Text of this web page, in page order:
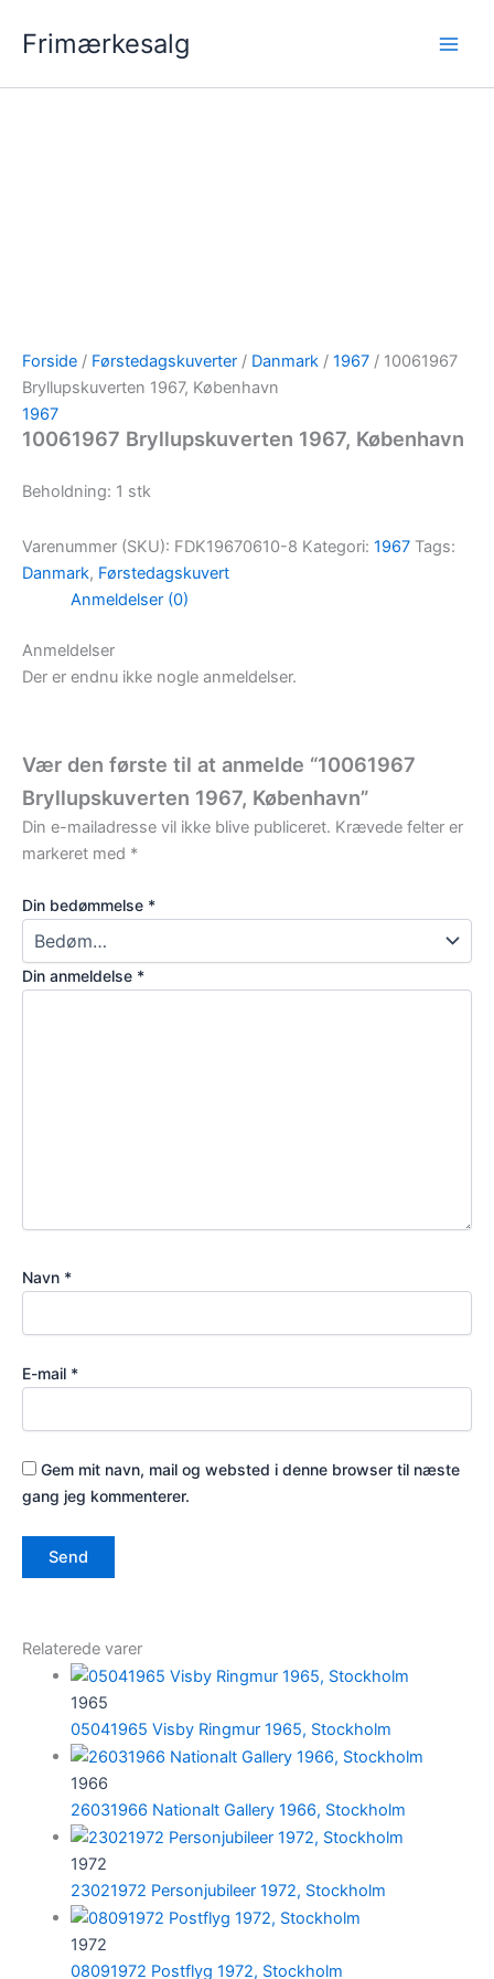
Frimærkesalg
Forside / Førstedagskuverter / Danmark / 1967 / 10061967
Bryllupskuverten 1967, København
1967
10061967 Bryllupskuverten 1967, København
Beholdning: 1 stk
Varenummer (SKU): FDK19670610-8 Kategori: 1967 Tags:
Danmark, Førstedagskuvert
Anmeldelser (0)
Anmeldelser
Der er endnu ikke nogle anmeldelser.
Vær den første til at anmelde “10061967
Bryllupskuverten 1967, København”
Din e-mailadresse vil ikke blive publiceret. Krævede felter er
markeret med *
Din bedømmelse *
Din anmeldelse *
Navn *
E-mail *
Gem mit navn, mail og websted i denne browser til næste
gang jeg kommenterer.
Relaterede varer
1965
05041965 Visby Ringmur 1965, Stockholm
1966
26031966 Nationalt Gallery 1966, Stockholm
1972
23021972 Personjubileer 1972, Stockholm
1972
08091972 Postflyg 1972, Stockholm